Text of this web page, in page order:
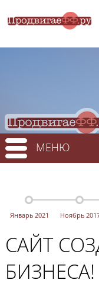
МЕНЮ
Январь 2021 Ноябрь
САЙТ
БИЗНЕСА!